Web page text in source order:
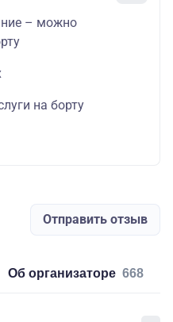
– можно
на борту
Отправить отзыв
об организаторе 668